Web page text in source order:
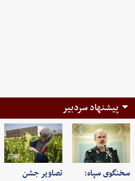
پیشنهاد سردبیر
سخنگوی سپاه:
تصاویر جشن